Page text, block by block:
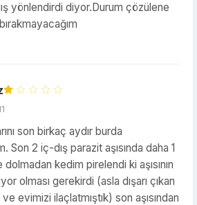
yönlendirdi diyor.Durum çözülene
son birkaç aydır burda
Son 2 iç-dış parazit aşısında daha 1
kedim pirelendi ki aşısının
olması gerekirdi (asla dışarı çıkan
evimizi ilaçlatmıştık) son aşısından